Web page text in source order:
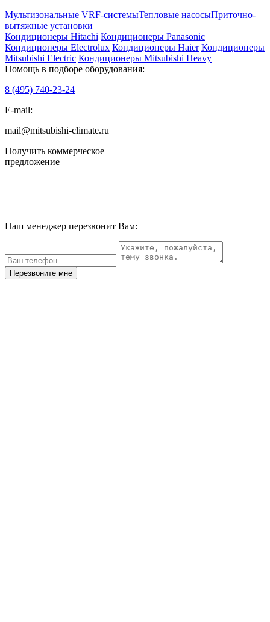
Мультизональные VRF-системыТепловые насосыПриточно-
вытяжные установки
Кондиционеры Hitachi Кондиционеры Panasonic
Кондиционеры Electrolux Кондиционеры Haier Кондиционеры
Mitsubishi Electric Кондиционеры Mitsubishi Heavy
Помощь в подборе оборудования:
8 (495) 740-23-24
E-mail:
mail@mitsubishi-climate.ru
Получить коммерческое
предложение
Наш менеджер перезвонит Вам:
Перезвоните мне